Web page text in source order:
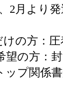
2月より
の方：圧
望の方：
ップ関係